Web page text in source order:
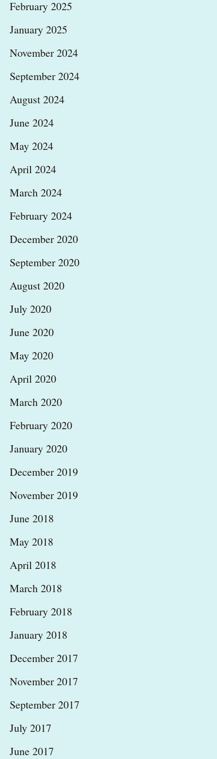
February 2025
January 2025
November 2024
September 2024
August 2024
June 2024
May 2024
April 2024
March 2024
February 2024
December 2020
September 2020
August 2020
July 2020
June 2020
May 2020
April 2020
March 2020
February 2020
January 2020
December 2019
November 2019
June 2018
May 2018
April 2018
March 2018
February 2018
January 2018
December 2017
November 2017
September 2017
July 2017
June 2017